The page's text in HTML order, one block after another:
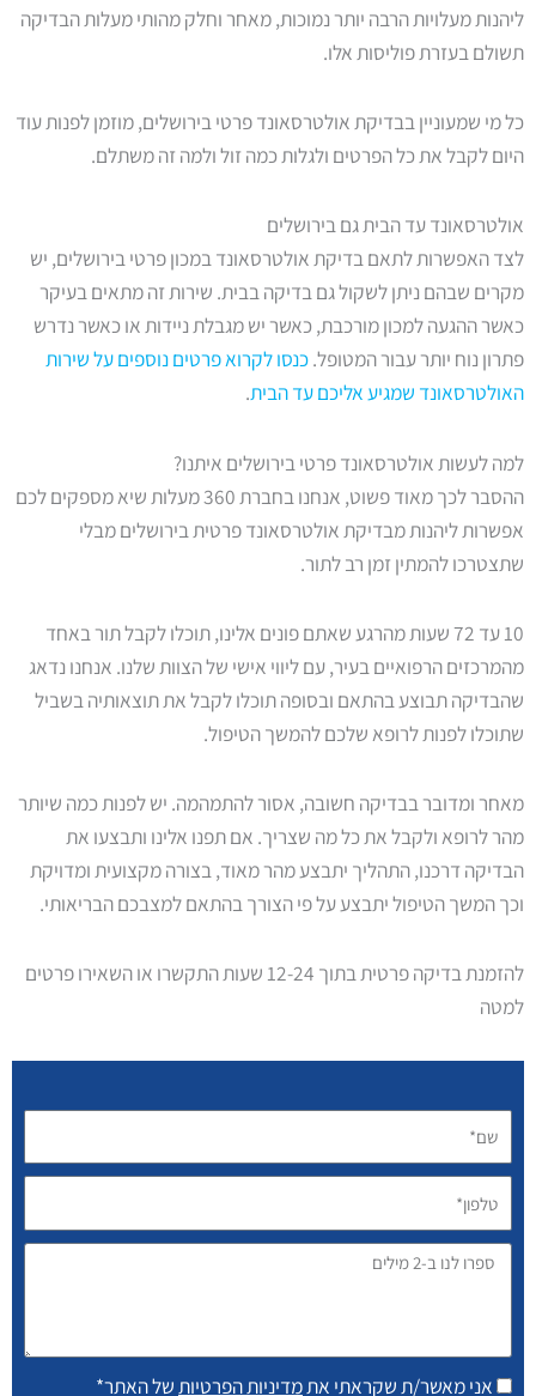
ליהנות מעלויות הרבה יותר נמוכות, מאחר וחלק מהותי מעלות הבדיקה
תשולם בעזרת פוליסות אלו.
כל מי שמעוניין בבדיקת אולטרסאונד פרטי בירושלים, מוזמן לפנות עוד
היום לקבל את כל הפרטים ולגלות כמה זול ולמה זה משתלם.
אולטרסאונד עד הבית גם בירושלים
לצד האפשרות לתאם בדיקת אולטרסאונד במכון פרטי בירושלים, יש
מקרים שבהם ניתן לשקול גם בדיקה בבית. שירות זה מתאים בעיקר
כאשר ההגעה למכון מורכבת, כאשר יש מגבלת ניידות או כאשר נדרש
פתרון נוח יותר עבור המטופל.כנסו לקרוא פרטים נוספים על שירות
האולטרסאונד שמגיע אליכם עד הבית.
למה לעשות אולטרסאונד פרטי בירושלים איתנו?
ההסבר לכך מאוד פשוט, אנחנו בחברת 360 מעלות שיא מספקים לכם
אפשרות ליהנות מבדיקת אולטרסאונד פרטית בירושלים מבלי
שתצטרכו להמתין זמן רב לתור.
10 עד 72 שעות מהרגע שאתם פונים אלינו, תוכלו לקבל תור באחד
מהמרכזים הרפואיים בעיר, עם ליווי אישי של הצוות שלנו. אנחנו נדאג
שהבדיקה תבוצע בהתאם ובסופה תוכלו לקבל את תוצאותיה בשביל
שתוכלו לפנות לרופא שלכם להמשך הטיפול.
מאחר ומדובר בבדיקה חשובה, אסור להתמהמה. יש לפנות כמה שיותר
מהר לרופא ולקבל את כל מה שצריך. אם תפנו אלינו ותבצעו את
הבדיקה דרכנו, התהליך יתבצע מהר מאוד, בצורה מקצועית ומדויקת
וכך המשך הטיפול יתבצע על פי הצורך בהתאם למצבכם הבריאותי.
להזמנת בדיקה פרטית בתוך 12-24 שעות התקשרו או השאירו פרטים
למטה
טלפון*
ספרו
מילים
אני מאשר/ת שקראתי אתמדיניות הפרטיותשל האתר*